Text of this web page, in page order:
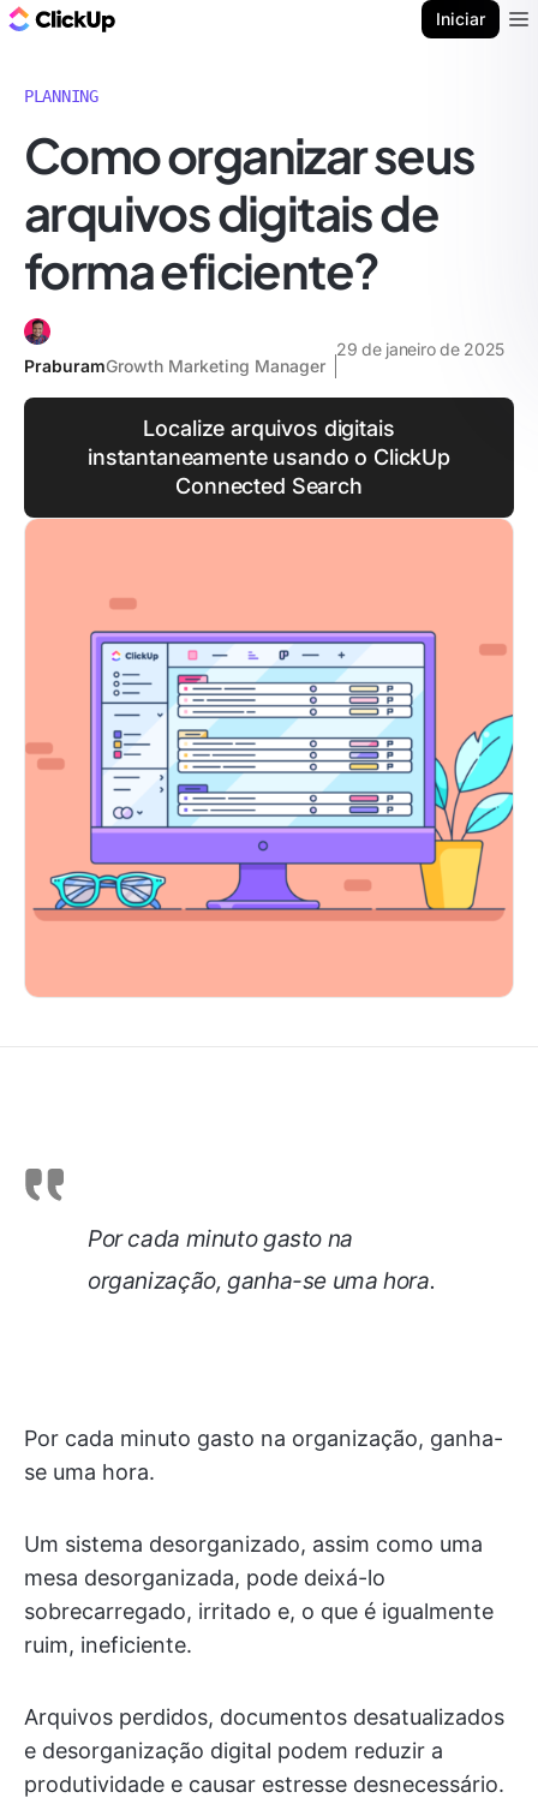
Iniciar
PLANNING
Como organizar seus
arquivos digitais de
forma eficiente?
PraburamGrowth Marketing Manager
29 de janeiro de 2025
Localize arquivos digitais
instantaneamente usando o ClickUp
Connected Search
Por cada minuto gasto na
organização, ganha-se uma hora.
Por cada minuto gasto na organização, ganha-
se uma hora.
Um sistema desorganizado, assim como uma
mesa desorganizada, pode deixá-lo
sobrecarregado, irritado e, o que é igualmente
ruim, ineficiente.
Arquivos perdidos, documentos desatualizados
e desorganização digital podem reduzir a
produtividade e causar estresse desnecessário.